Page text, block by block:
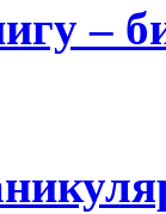
–